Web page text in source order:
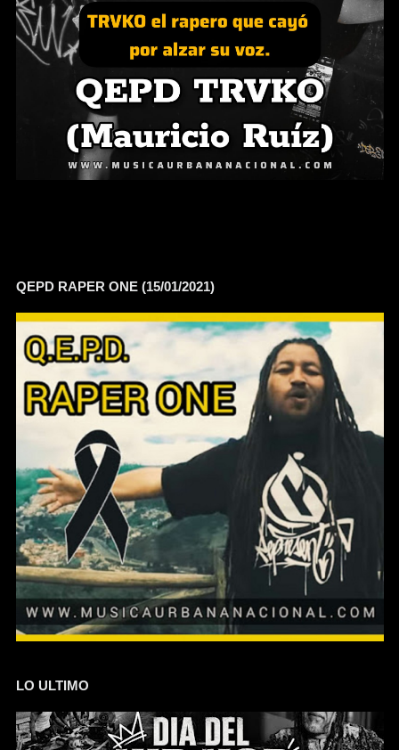
QEPD RAPER ONE (15/01/2021)
LO ULTIMO